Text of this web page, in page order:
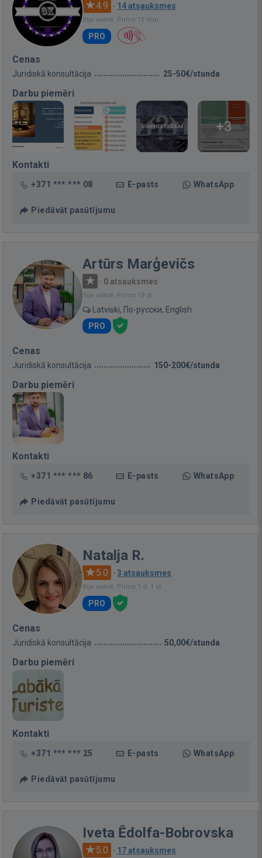
4.9 · 14 atsauksmes
Bija vietnē: Pirms 11 min.
PRO
Cenas
Juridiskā konsultācija 25-50€/stunda
Darbu piemēri
+3
Kontakti
+371 *** *** 08 E-pasts WhatsApp
Piedāvāt pasūtījumu
Artūrs Marģevičs
· 0 atsauksmes
Bija vietnē: Pirms 19 st.
Latviski, По-русски, English
PRO
Cenas
Juridiskā konsultācija 150-200€/stunda
Darbu piemēri
Kontakti
+371 *** *** 86 E-pasts WhatsApp
Piedāvāt pasūtījumu
Natalja R.
5.0 · 3 atsauksmes
Bija vietnē: Pirms 1 d. 1 st.
PRO
Cenas
Juridiskā konsultācija 50,00€/stunda
Darbu piemēri
Kontakti
+371 *** *** 25 E-pasts WhatsApp
Piedāvāt pasūtījumu
Iveta Ēdolfa-Bobrovska
5.0 · 17 atsauksmes